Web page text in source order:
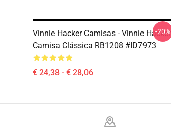
Vinnie Hacker Camisas - Vinnie Hacker
Camisa Clássica RB1208 #ID7973
€ 24,38 - € 28,06
-20%